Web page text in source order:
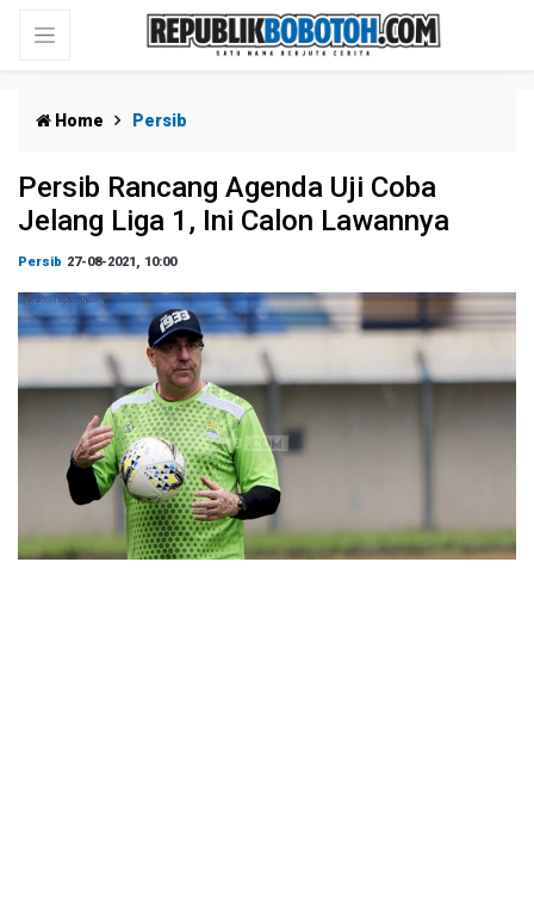
Home Persib
Persib Rancang Agenda Uji Coba
Jelang Liga 1, Ini Calon Lawannya
Persib 27-08-2021, 10:00